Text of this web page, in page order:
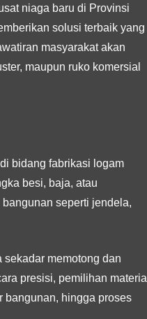
niaga baru di Provinsi
solusi terbaik yang
masyarakat akan
maupun ruko komersial
bidang fabrikasi logam
besi, baja, atau
seperti jendela,
memotong dan
presisi, pemilihan material
bangunan, hingga proses